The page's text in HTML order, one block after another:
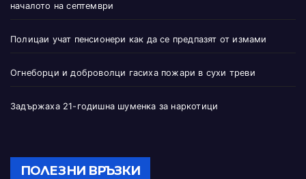
началото на септември
Полицаи учат пенсионери как да се предпазят от измами
Огнеборци и доброволци гасиха пожари в сухи треви
Задържаха 21-годишна шуменка за наркотици
ПОЛЕЗНИ ВРЪЗКИ